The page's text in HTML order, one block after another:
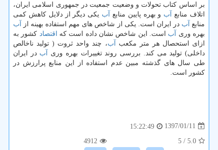
بر اساس كتاب تحولات و وضعیت جمعیت در جمهوری اسلامی ایران،
اتلاف منابع
آب و بهره پایین منابع آب یكی دیگر از دلایل كاهش كمی
منابع
آب در ایران است. یكی از شاخص های مهم استفاده بهینه از
آب
بهره وری
آب است. این شاخص نشان داده است كه اقتصاد كشور به
ازای استحصال هر متر مكعب
آب، چند واحد ثروت ( تولید ناخالص
داخلی) تولید می كند. بررسی روند تغییرات بهره وری
آب در ایران
طی سال های گذشته مبین عدم استفاده از این منابع پرارزش در
كشور است.
1397/01/11
15:22:49
5.0
/ 5
4912